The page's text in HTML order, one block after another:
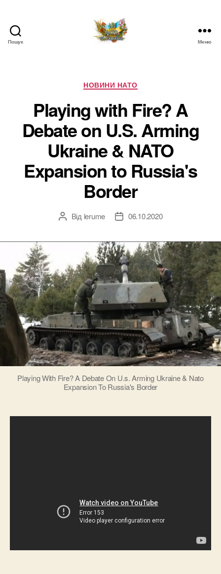
Пошук
Новини
про
НАТО
в
Україні
Меню
Категорії
НОВИНИ НАТО
Playing with Fire? A
Debate on U.S. Arming
Ukraine & NATO
Expansion to Russia's
Border
Автор
Від lerume
Дата06.10.2020
Playing With Fire? A Debate On U.s. Arming Ukraine & Nato
Expansion To Russia's Border